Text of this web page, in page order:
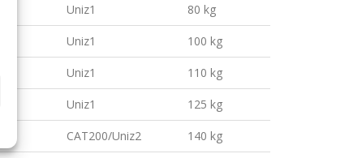
Uniz1 80 kg
Uniz1 100 kg
Uniz1 110 kg
Uniz1 125 kg
CAT200/Uniz2 140 kg